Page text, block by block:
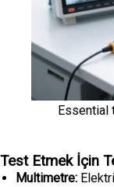
Essential
Test Etmek İçin
Multimetre: